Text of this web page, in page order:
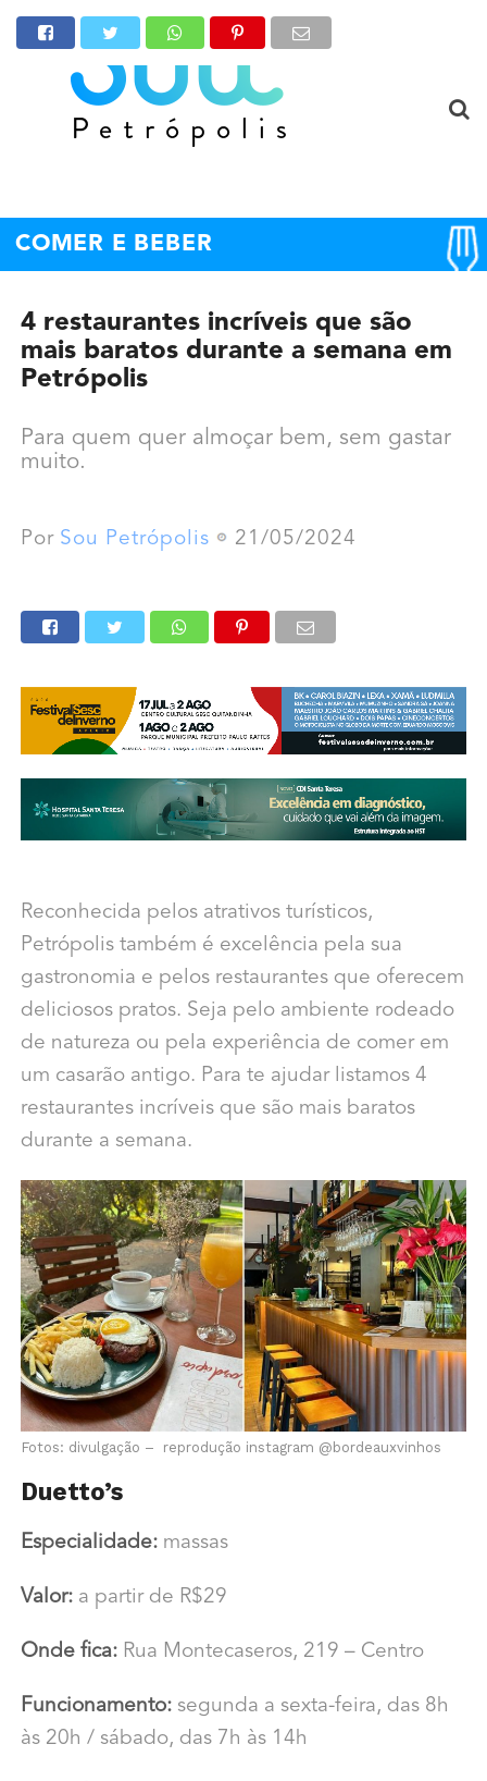
COMER E BEBER
4 restaurantes incríveis que são
mais baratos durante a semana em
Petrópolis
Para quem quer almoçar bem, sem gastar
muito.
Por Sou Petrópolis 21/05/2024
Reconhecida pelos atrativos turísticos,
Petrópolis também é excelência pela sua
gastronomia e pelos restaurantes que oferecem
deliciosos pratos. Seja pelo ambiente rodeado
de natureza ou pela experiência de comer em
um casarão antigo. Para te ajudar listamos 4
restaurantes incríveis que são mais baratos
durante a semana.
Fotos: divulgação – reprodução instagram @bordeauxvinhos
Duetto’s
Especialidade: massas
Valor:a partir de R$29
Onde fica: Rua Montecaseros, 219 – Centro
Funcionamento:segunda a sexta-feira, das 8h
às 20h / sábado, das 7h às 14h